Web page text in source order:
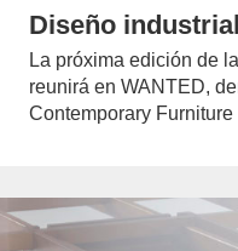
Diseño
La próxima edición de
reunirá en WANTED,
Contemporary